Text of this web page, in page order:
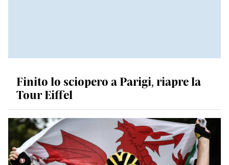
Finito lo sciopero a Parigi, riapre la
Tour Eiffel